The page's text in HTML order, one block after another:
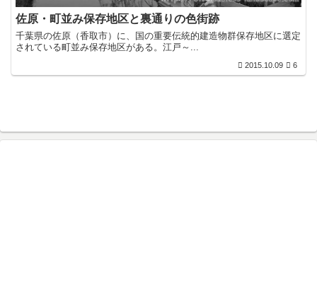
佐原・町並み保存地区と裏通りの色街跡
千葉県の佐原（香取市）に、国の重要伝統的建造物群保存地区に選定
されている町並み保存地区がある。江戸～...
2015.10.09 6